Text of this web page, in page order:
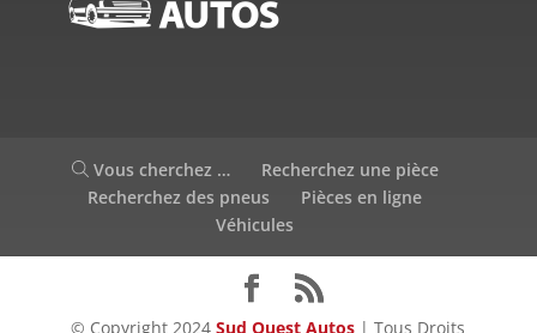
Vous cherchez …
Recherchez une pièce
Recherchez des pneus
Pièces en ligne
Véhicules
© Copyright 2024Sud Ouest Autos | Tous Droits